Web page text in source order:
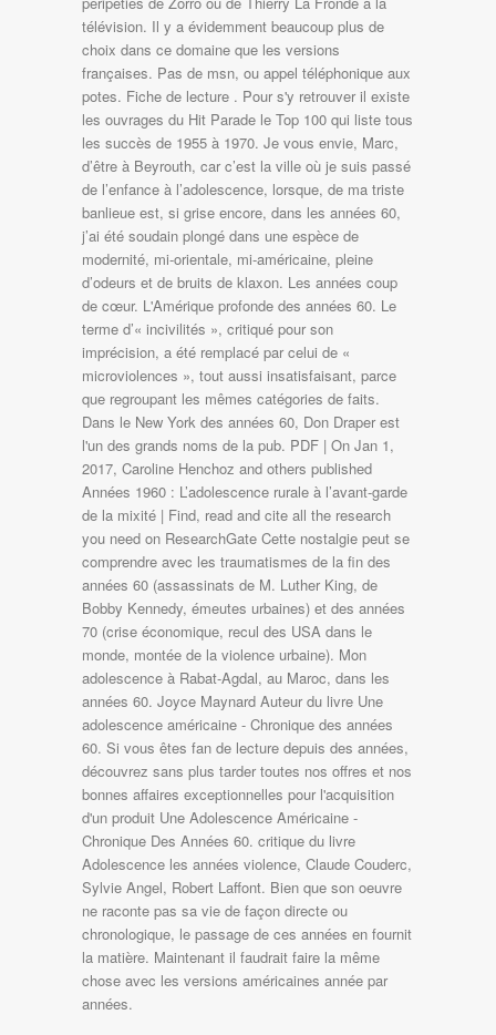
télévision. Il y a évidemment beaucoup plus de
choix dans ce domaine que les versions
françaises. Pas de msn, ou appel téléphonique aux
potes. Fiche de lecture . Pour s'y retrouver il existe
les ouvrages du Hit Parade le Top 100 qui liste tous
les succès de 1955 à 1970. Je vous envie, Marc,
d’être à Beyrouth, car c’est la ville où je suis passé
de l’enfance à l’adolescence, lorsque, de ma triste
banlieue est, si grise encore, dans les années 60,
j’ai été soudain plongé dans une espèce de
modernité, mi-orientale, mi-américaine, pleine
d’odeurs et de bruits de klaxon. Les années coup
de cœur. L'Amérique profonde des années 60. Le
terme d’« incivilités », critiqué pour son
imprécision, a été remplacé par celui de «
microviolences », tout aussi insatisfaisant, parce
que regroupant les mêmes catégories de faits.
Dans le New York des années 60, Don Draper est
l'un des grands noms de la pub. PDF | On Jan 1,
2017, Caroline Henchoz and others published
Années 1960 : L’adolescence rurale à l’avant-garde
de la mixité | Find, read and cite all the research
you need on ResearchGate Cette nostalgie peut se
comprendre avec les traumatismes de la fin des
années 60 (assassinats de M. Luther King, de
Bobby Kennedy, émeutes urbaines) et des années
70 (crise économique, recul des USA dans le
monde, montée de la violence urbaine). Mon
adolescence à Rabat-Agdal, au Maroc, dans les
années 60. Joyce Maynard Auteur du livre Une
adolescence américaine - Chronique des années
60. Si vous êtes fan de lecture depuis des années,
découvrez sans plus tarder toutes nos offres et nos
bonnes affaires exceptionnelles pour l'acquisition
d'un produit Une Adolescence Américaine -
Chronique Des Années 60. critique du livre
Adolescence les années violence, Claude Couderc,
Sylvie Angel, Robert Laffont. Bien que son oeuvre
ne raconte pas sa vie de façon directe ou
chronologique, le passage de ces années en fournit
la matière. Maintenant il faudrait faire la même
chose avec les versions américaines année par
années.